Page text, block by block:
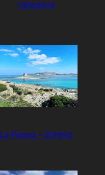
Valledoria
La Pelosa – Stintino